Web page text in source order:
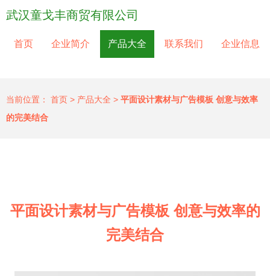
武汉童戈丰商贸有限公司
首页 企业简介 产品大全 联系我们 企业信息
当前位置： 首页 > 产品大全 > 平面设计素材与广告模板 创意与效率
的完美结合
平面设计素材与广告模板 创意与效率的
完美结合